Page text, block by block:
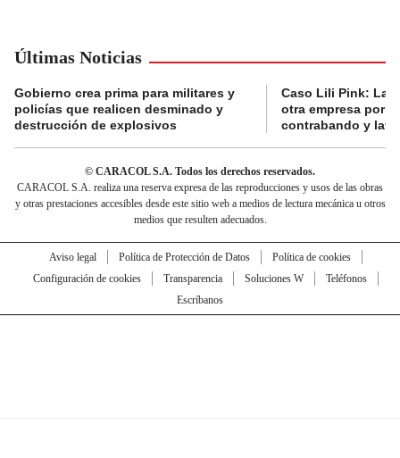
Últimas Noticias
Gobierno crea prima para militares y
policías que realicen desminado y
destrucción de explosivos
Caso Lili Pink: La
otra empresa por
contrabando y
© CARACOL S.A. Todos los derechos reservados.
CARACOL S.A. realiza una reserva expresa de las reproducciones y usos de las obras
y otras prestaciones accesibles desde este sitio web a medios de lectura mecánica u otros
medios que resulten adecuados.
Aviso legal Política de Protección de Datos
Política de cookies
Configuración de cookies
Transparencia Soluciones W
Teléfonos
Escríbanos